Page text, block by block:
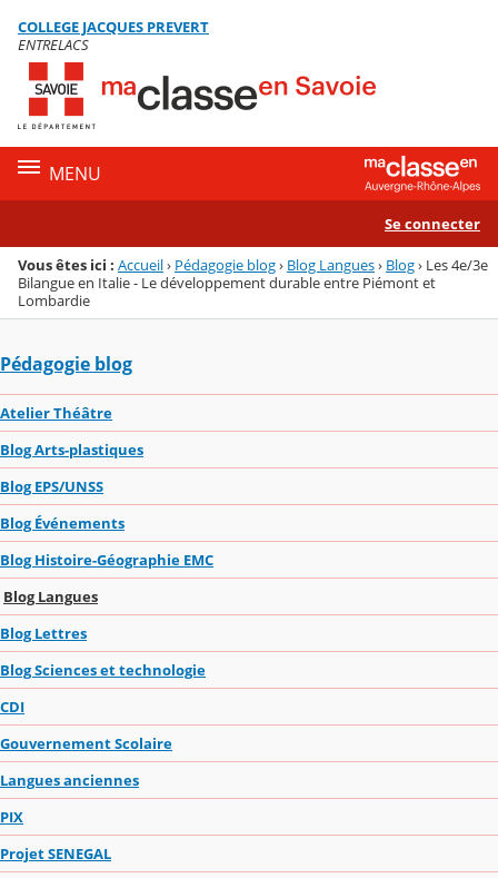
Menu de la rubrique
Contenu
COLLEGE JACQUES PREVERT
ENTRELACS
MENU
Se connecter
Vous êtes ici : Accueil› Pédagogie blog› Blog Langues› Blog› Les 4e/3e
Bilangue en Italie - Le développement durable entre Piémont et
Lombardie
Pédagogie blog
Atelier Théâtre
Blog Arts-plastiques
Blog EPS/UNSS
Blog Événements
Blog Histoire-Géographie EMC
Blog Langues
Blog Lettres
Blog Sciences et technologie
CDI
Gouvernement Scolaire
Langues anciennes
PIX
Projet SENEGAL